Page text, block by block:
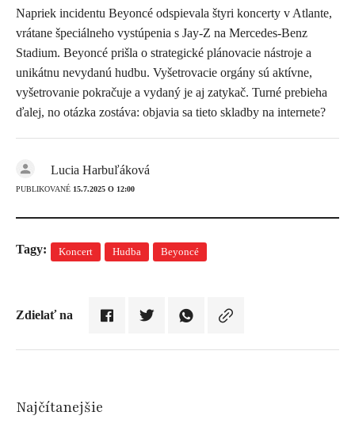
Napriek incidentu Beyoncé odspievala štyri koncerty v Atlante,
vrátane špeciálneho vystúpenia s Jay‑Z na Mercedes‑Benz
Stadium. Beyoncé prišla o strategické plánovacie nástroje a
unikátnu nevydanú hudbu. Vyšetrovacie orgány sú aktívne,
vyšetrovanie pokračuje a vydaný je aj zatykač. Turné prebieha
ďalej, no otázka zostáva: objavia sa tieto skladby na internete?
Lucia Harbuľáková
PUBLIKOVANÉ 15.7.2025 O 12:00
Tagy: Koncert Hudba Beyoncé
Zdielať na
Najčítanejšie